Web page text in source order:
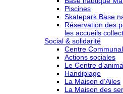
Piscines
Skatepark Base
Réservation des
les accueils
Social & solidarité
Centre
Actions sociales
Le Centre
Handiplage
La Maison d’Ailes
La Maison des